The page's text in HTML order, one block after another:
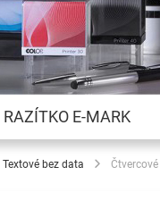
RAZÍTKO E-MARK
Textové bez data Čtvercové